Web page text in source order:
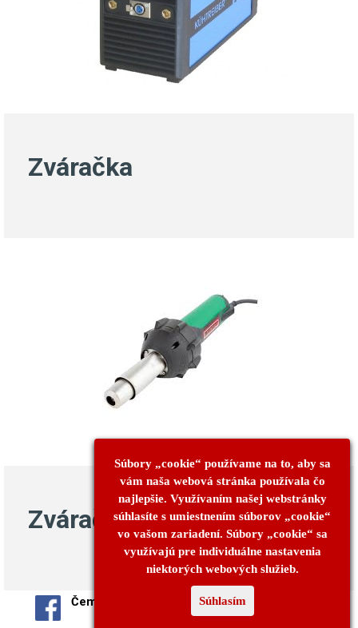
Zváračka
Zváračka fólií
Čemernianska 46/23, 09303 Vranov nad
Topľou
Súbory „cookie“ používame na to, aby sa
vám naša webová stránka používala čo
najlepšie. Využívaním našej webstránky
súhlasíte s umiestnením súborov „cookie“
vo vašom zariadení. Súbory „cookie“ sa
využívajú pre individuálne nastavenia
niektorých webových služieb.
Súhlasím